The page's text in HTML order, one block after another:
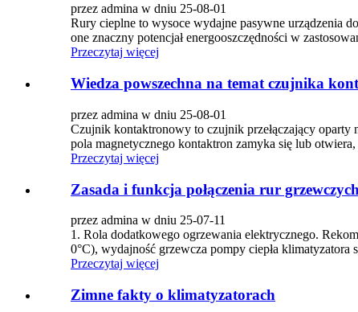
przez admina w dniu 25-08-01
Rury cieplne to wysoce wydajne pasywne urządzenia
one znaczny potencjał energooszczędności w
Przeczytaj więcej
Wiedza powszechna na temat czujnika
przez admina w dniu 25-08-01
Czujnik kontaktronowy to czujnik przełączający oparty
pola magnetycznego kontaktron zamyka się lub
Przeczytaj więcej
Zasada i funkcja połączenia rur
przez admina w dniu 25-07-11
1. Rola dodatkowego ogrzewania elektrycznego.
0°C), wydajność grzewcza pompy ciepła
Przeczytaj więcej
Zimne fakty o klimatyzatorach